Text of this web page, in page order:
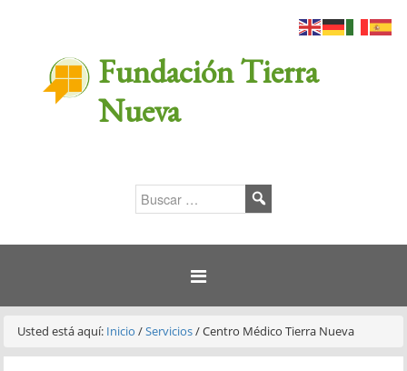
Fundación Tierra
Nueva
Usted está aquí: Inicio/Servicios/Centro Médico Tierra Nueva